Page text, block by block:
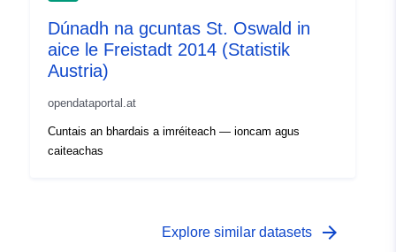
Dúnadh na gcuntas St. Oswald in
aice le Freistadt 2014 (Statistik
Austria)
opendataportal.at
Cuntais an bhardais a imréiteach — ioncam agus
caiteachas
Explore similar datasets arrow_forward